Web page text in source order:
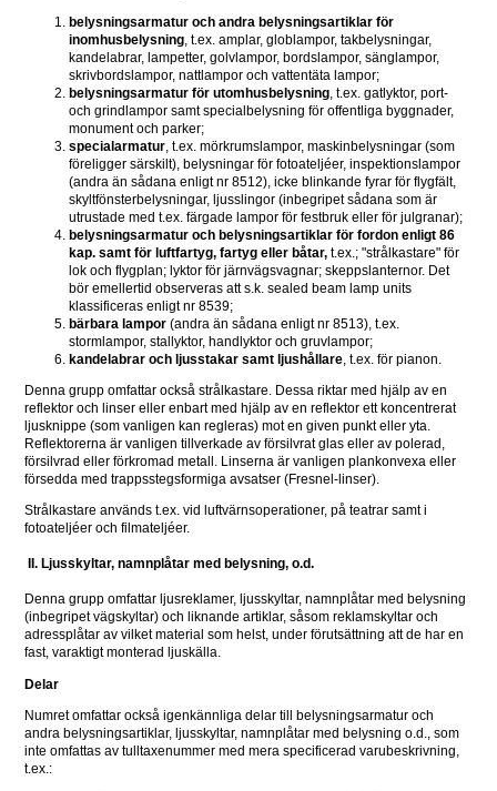
belysningsarmatur och andra belysningsartiklar för
inomhusbelysning , t.ex. amplar, globlampor, takbelysningar,
kandelabrar, lampetter, golvlampor, bordslampor, sänglampor,
skrivbordslampor, nattlampor och vattentäta lampor;
belysningsarmatur för utomhusbelysning , t.ex. gatlyktor, port-
och grindlampor samt specialbelysning för offentliga byggnader,
monument och parker;
specialarmatur , t.ex. mörkrumslampor, maskinbelysningar (som
föreligger särskilt), belysningar för fotoateljéer, inspektionslampor
(andra än sådana enligt nr 8512), icke blinkande fyrar för flygfält,
skyltfönsterbelysningar, ljusslingor (inbegripet sådana som är
utrustade med t.ex. färgade lampor för festbruk eller för julgranar);
belysningsarmatur och belysningsartiklar för fordon enligt 86
kap. samt för luftfartyg, fartyg eller båtar, t.ex.; "strålkastare" för
lok och flygplan; lyktor för järnvägsvagnar; skeppslanternor. Det
bör emellertid observeras att s.k. sealed beam lamp units
klassificeras enligt nr 8539;
bärbara lampor (andra än sådana enligt nr 8513), t.ex.
stormlampor, stallyktor, handlyktor och gruvlampor;
kandelabrar och ljusstakar samt ljushållare , t.ex. för pianon.
Denna grupp omfattar också strålkastare. Dessa riktar med hjälp av en
reflektor och linser eller enbart med hjälp av en reflektor ett koncentrerat
ljusknippe (som vanligen kan regleras) mot en given punkt eller yta.
Reflektorerna är vanligen tillverkade av försilvrat glas eller av polerad,
försilvrad eller förkromad metall. Linserna är vanligen plankonvexa eller
försedda med trappsstegsformiga avsatser (Fresnel-linser).
Strålkastare används t.ex. vid luftvärnsoperationer, på teatrar samt i
fotoateljéer och filmateljéer.
II. Ljusskyltar, namnplåtar med belysning, o.d.
Denna grupp omfattar ljusreklamer, ljusskyltar, namnplåtar med belysning
(inbegripet vägskyltar) och liknande artiklar, såsom reklamskyltar och
adressplåtar av vilket material som helst, under förutsättning att de har en
fast, varaktigt monterad ljuskälla.
Delar
Numret omfattar också igenkännliga delar till belysningsarmatur och
andra belysningsartiklar, ljusskyltar, namnplåtar med belysning o.d., som
inte omfattas av tulltaxenummer med mera specificerad varubeskrivning,
t.ex.: